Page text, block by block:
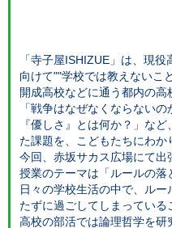
「寺子屋ISHIZUE」は、現
向けて""学校では教えないこ
開成高校などに通う都内の高
「戦争はなぜなくならない
『優しさ』とは何か？」な
た課題を、こどもたちにわか
今回、赤坂サカス広場にて出
授業のテーマは「ルールの落
日々の学校生活の中で、ル
たずに過ごしてしまっている
高校の部活では論理哲学を